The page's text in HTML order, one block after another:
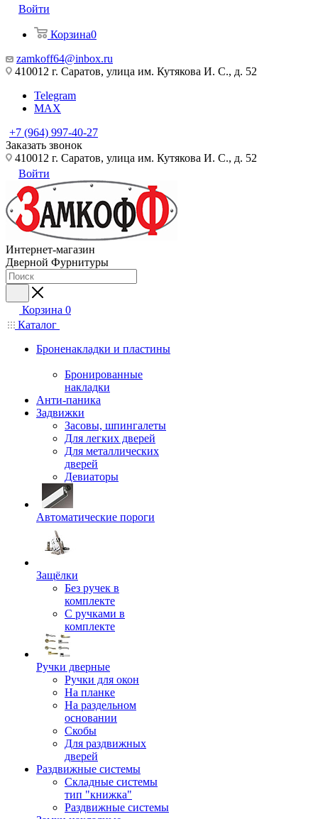
Войти
Корзина0
zamkoff64@inbox.ru
410012 г. Саратов, улица им. Кутякова И. С., д. 52
Telegram
MAX
+7 (964) 997-40-27
Заказать звонок
410012 г. Саратов, улица им. Кутякова И. С., д. 52
Войти
Интернет-магазин
Дверной Фурнитуры
Корзина 0
Каталог
Броненакладки и пластины
Бронированные
накладки
Анти-паника
Задвижки
Засовы, шпингалеты
Для легких дверей
Для металлических
дверей
Девиаторы
Автоматические пороги
Защёлки
Без ручек в
комплекте
С ручками в
комплекте
Ручки дверные
Ручки для окон
На планке
На раздельном
основании
Скобы
Для раздвижных
дверей
Раздвижные системы
Складные системы
тип "книжка"
Раздвижные системы